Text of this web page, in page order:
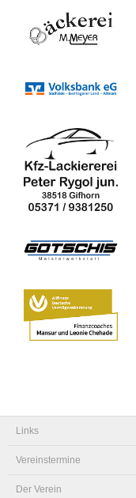
Links
Vereinstermine
Der Verein